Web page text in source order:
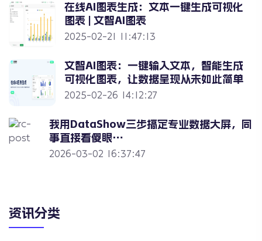
在线AI图表生成：文本一键生成可视化
图表 | 文智AI图表
2025-02-21 11:47:13
文智AI图表：一键输入文本，智能生成
可视化图表，让数据呈现从未如此简单
2025-02-26 14:12:27
我用DataShow三步搞定专业数据大屏，同
事直接看傻眼…
2026-03-02 16:37:47
资讯分类